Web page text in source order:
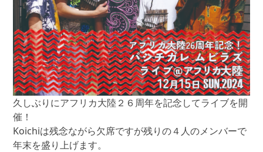
久しぶりにアフリカ大陸２６周年を記念してライブを開
催！
Koichiは残念ながら欠席ですが残りの４人のメンバーで
年末を盛り上げます。